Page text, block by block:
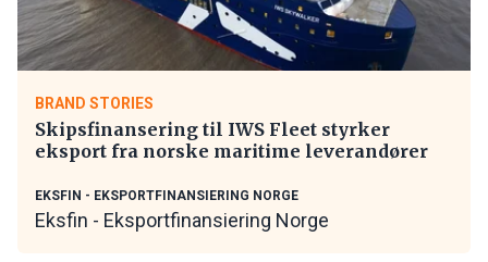
BRAND STORIES
Skipsfinansering til IWS Fleet styrker
eksport fra norske maritime leverandører
EKSFIN - EKSPORTFINANSIERING NORGE
Eksfin - Eksportfinansiering Norge